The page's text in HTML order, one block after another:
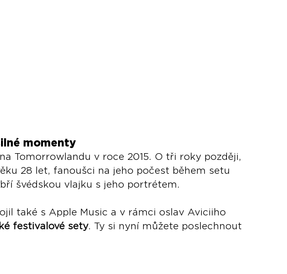
momenty
Tomorrowlandu v roce 2015. O tři roky později,
28 let, fanoušci na jeho počest během setu
švédskou vlajku s jeho portrétem.
také s Apple Music a v rámci oslav Aviciiho
festivalové sety. Ty si nyní můžete poslechnout